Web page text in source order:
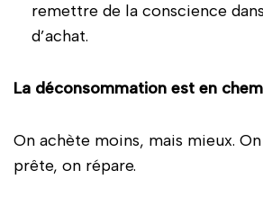
remettre de la conscience
d’achat.
La déconsommation est en
On achète moins, mais mieux.
prête, on répare.